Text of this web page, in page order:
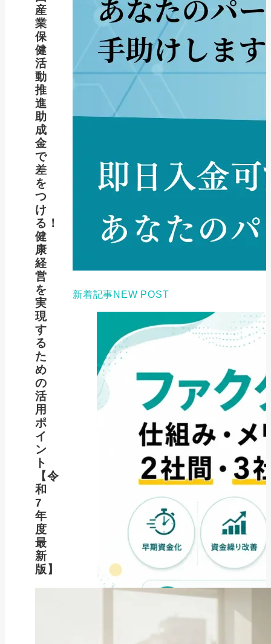
産
業
保
健
活
動
推
進
助
成
金
で
差
を
つ
け
る！
健
康
経
営
を
実
現
す
る
た
め
の
活
用
ポ
イ
ン
ト
【令
和
7
年
度
最
新
版】
新着記事NEW POST